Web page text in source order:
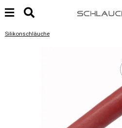
Silikonschläuche